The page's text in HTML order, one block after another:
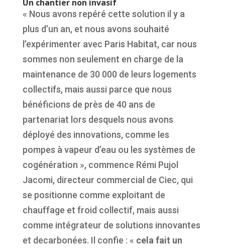
Un chantier non invasif
« Nous avons repéré cette solution il y a
plus d’un an, et nous avons souhaité
l’expérimenter avec Paris Habitat, car nous
sommes non seulement en charge de la
maintenance de 30 000 de leurs logements
collectifs, mais aussi parce que nous
bénéficions de près de 40 ans de
partenariat lors desquels nous avons
déployé des innovations, comme les
pompes à vapeur d’eau ou les systèmes de
cogénération », commence Rémi Pujol
Jacomi, directeur commercial de Ciec, qui
se positionne comme exploitant de
chauffage et froid collectif, mais aussi
comme intégrateur de solutions innovantes
et decarbonées. Il confie : « cela fait un